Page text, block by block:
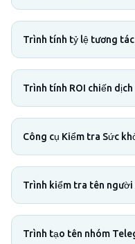
Trình tính tỷ lệ tương
Trình tính ROI chiến
Công cụ Kiểm tra Sức
Trình kiểm tra tên
Trình tạo tên nhóm